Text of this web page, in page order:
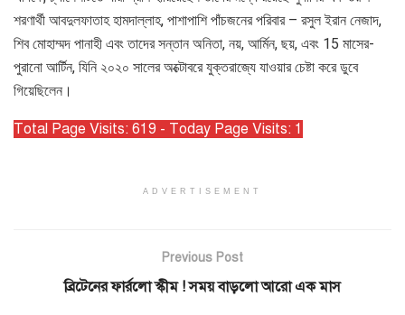
শরণার্থী আবদুলফাতাহ হামদাল্লাহ, পাশাপাশি পাঁচজনের পরিবার – রসুল ইরান নেজাদ,
শিব মোহাম্মদ পানাহী এবং তাদের সন্তান অনিতা, নয়, আর্মিন, ছয়, এবং 15 মাসের-
পুরানো আর্টিন, যিনি ২০২০ সালের অক্টোবরে যুক্তরাজ্যে যাওয়ার চেষ্টা করে ডুবে
গিয়েছিলেন।
Total Page Visits: 619 - Today Page Visits: 1
ADVERTISEMENT
Previous Post
ব্রিটেনের ফার্রলো স্কীম ! সময় বাড়লো আরো এক মাস